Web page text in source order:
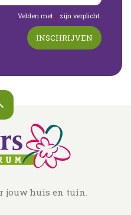
Velden met * zijn verplicht.
jouw huis en tuin.